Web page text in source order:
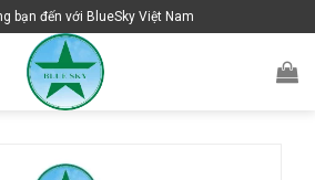
bạn đến với BlueSky Việt Nam